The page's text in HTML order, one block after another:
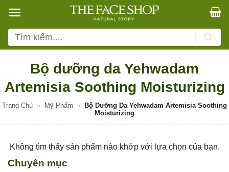
qua
nội
dung
Tìm
kiếm:
Bộ dưỡng da Yehwadam
Artemisia Soothing Moisturizing
Trang Chủ » Mỹ Phẩm »
Bộ Dưỡng Da Yehwadam Artemisia Soothing
Moisturizing
Không tìm thấy sản phẩm nào khớp với lựa chọn của bạn.
Chuyên mục